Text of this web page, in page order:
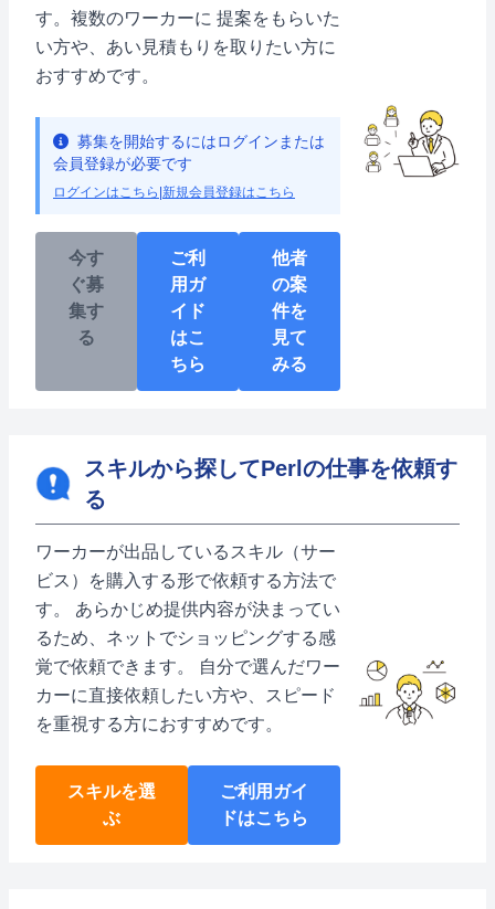
す。複数のワーカーに 提案をもらいた
い方や、あい見積もりを取りたい方に
おすすめです。
募集を開始するにはログインまたは
会員登録が必要です
ログインはこちら 新規会員登録はこちら
今す
ぐ募
集す
る
ご利
用ガ
イド
はこ
ちら
他者
の案
件を
見て
みる
スキルから探してPerlの仕事を依頼す
る
ワーカーが出品しているスキル（サー
ビス）を購入する形で依頼する方法で
す。 あらかじめ提供内容が決まってい
るため、ネットでショッピングする感
覚で依頼できます。 自分で選んだワー
カーに直接依頼したい方や、スピード
を重視する方におすすめです。
スキルを選
ぶ
ご利用ガイ
ドはこちら